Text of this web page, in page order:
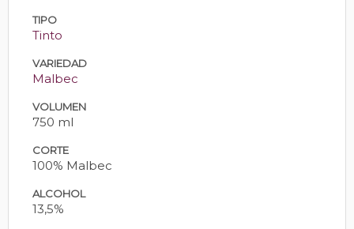
TIPO
Tinto
VARIEDAD
Malbec
VOLUMEN
750 ml
CORTE
100% Malbec
ALCOHOL
13,5%